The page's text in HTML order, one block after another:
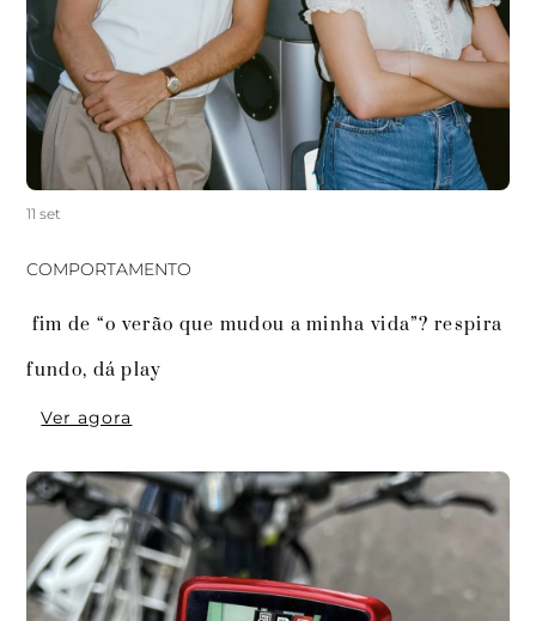
11 set
COMPORTAMENTO
fundo, dá play
Ver agora